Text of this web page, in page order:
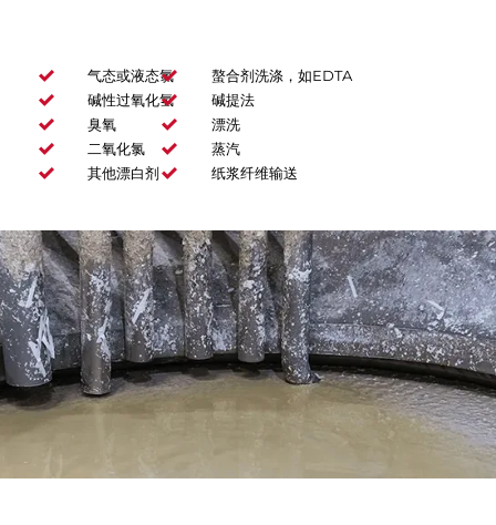
气态或液态氯
碱性过氧化氢
臭氧
二氧化氯
其他漂白剂
螯合剂洗涤，如EDTA
碱提法
漂洗
蒸汽
纸浆纤维输送